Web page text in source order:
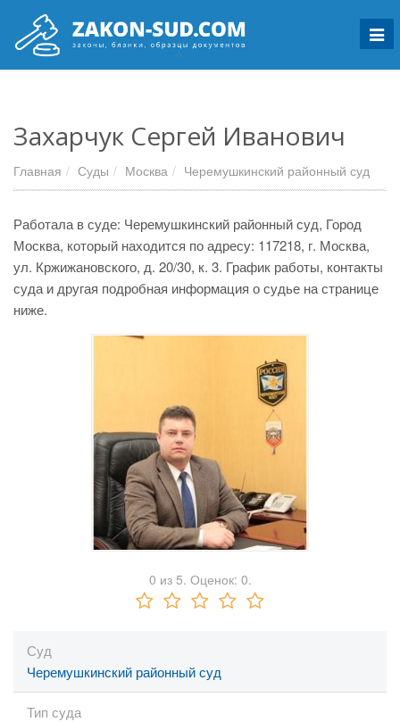
Захарчук Сергей Иванович
Главная Суды Москва Черемушкинский районный суд
Работала в суде: Черемушкинский районный суд, Город
Москва, который находится по адресу: 117218, г. Москва,
ул. Кржижановского, д. 20/30, к. 3. График работы, контакты
суда и другая подробная информация о судье на странице
ниже.
0 из 5. Оценок: 0.
Суд
Черемушкинский районный суд
Тип суда